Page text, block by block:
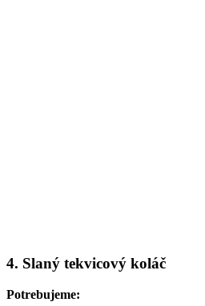
4. Slaný tekvicový koláč
Potrebujeme: